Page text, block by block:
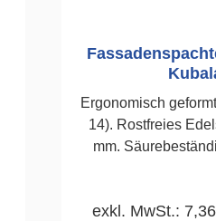
Ergonomisch
14). Rostfreies
mm.
mm
exkl. MwSt.: